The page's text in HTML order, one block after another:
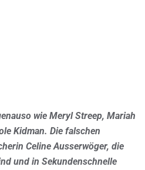
wie Meryl Streep, Mariah
Kidman. Die falschen
Celine Ausserwöger, die
und in Sekundenschnelle